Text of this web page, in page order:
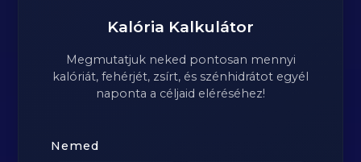
Kalória Kalkulátor
Megmutatjuk neked pontosan mennyi
kalóriát, fehérjét, zsírt, és szénhidrátot egyél
naponta a céljaid eléréséhez!
Nemed